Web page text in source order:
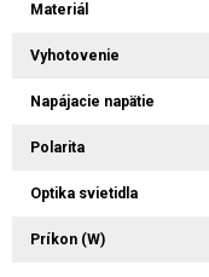
Materiál
Vyhotovenie
Napájacie napätie
Polarita
Optika svietidla
Príkon (W)